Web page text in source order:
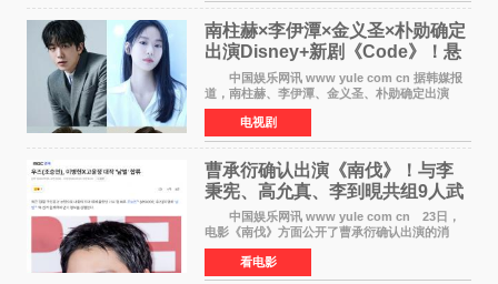
南柱赫×李伊潭×金义圣×朴勋确定
出演Disney+新剧《Code》！悬
疑犯罪惊悚明年上线
中国娱乐网讯 www yule com cn 据韩媒报
道，南柱赫、李伊潭、金义圣、朴勋确定出演
Disney+新剧《Code》，该剧预计将于明年播
出，引发高度关注。 本剧改编自同名人气台
剧，讲述了一位往来
电视剧
曹承衍确认出演《南伐》！与李
秉宪、高允真、李到晛共组9人武
士团
中国娱乐网讯 www yule com cn 23日，
电影《南伐》方面公开了曹承衍确认出演的消
息。通过歌手活动展现出独特色彩的曹承衍将在
片中饰演拥有出色弓箭技术的弓箭手，他将在这
一历史动作大片中展
看电影